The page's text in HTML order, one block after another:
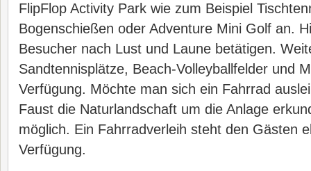
FlipFlop Activity Park wie zum Beispiel
Bogenschießen oder Adventure Mini Golf an.
Besucher nach Lust und Laune betätigen.
Sandtennisplätze, Beach-Volleyballfelder und
Verfügung. Möchte man sich ein Fahrrad
Faust die Naturlandschaft um die Anlage
möglich. Ein Fahrradverleih steht den Gästen
Verfügung.